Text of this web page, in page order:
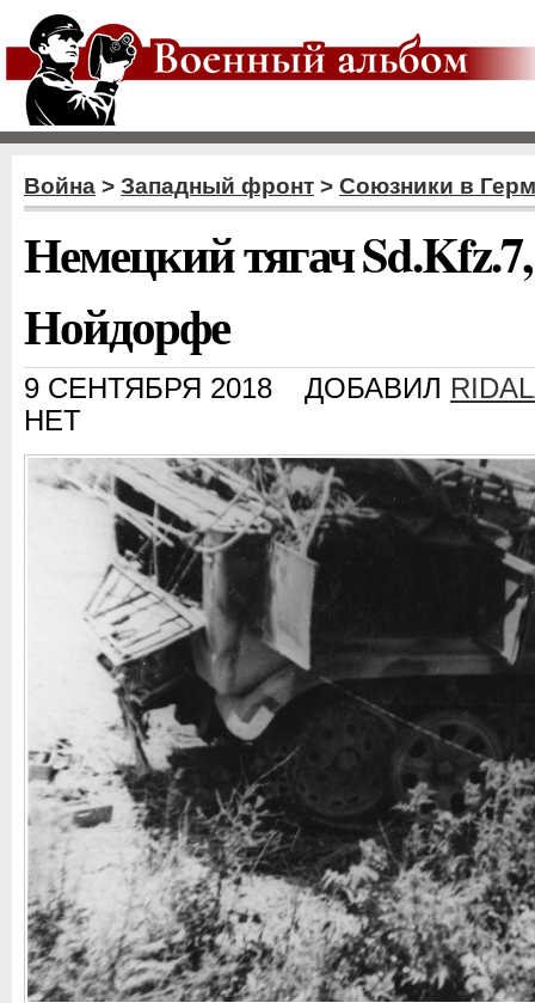
Война > Западный фронт > Союзники в
Немецкий тягач
Нойдорфе
9 СЕНТЯБРЯ 2018 ДОБАВИЛ
НЕТ